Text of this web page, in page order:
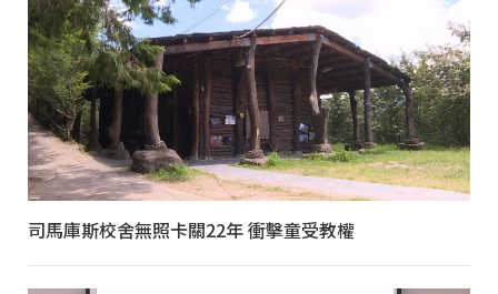
司馬庫斯校舍無照卡關22年 衝擊童受教權